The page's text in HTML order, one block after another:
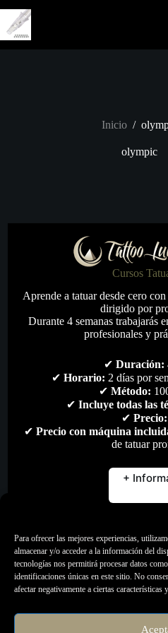
Para ofrecer las mejores experiencias,
almacenar y/o acceder a la información del
tecnologías nos permitirá procesar datos
identificaciones únicas en este sitio. No
afectar negativamente a ciertas características
contenido
Inicio /
olympic
Olympic Blue
19,00€
Cursos
Aprende a tatuar desde cero
dirigido por
Durante 4 semanas trabajarás
profesionales y
✔ Duración:
✔ Horario: 2 días por
✔ Método:
✔ Incluye todas las
✔ Precio:
✔ Precio con máquina
de tatuar
+